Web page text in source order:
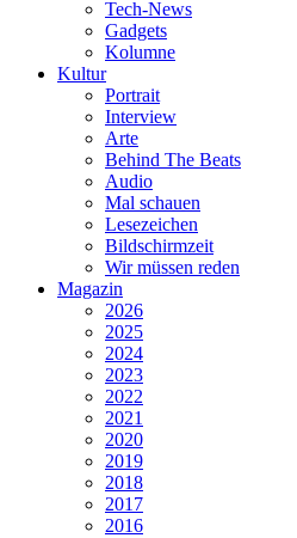
Tech-News
Gadgets
Kolumne
Kultur
Portrait
Interview
Arte
Behind The Beats
Audio
Mal schauen
Lesezeichen
Bildschirmzeit
Wir müssen reden
Magazin
2026
2025
2024
2023
2022
2021
2020
2019
2018
2017
2016